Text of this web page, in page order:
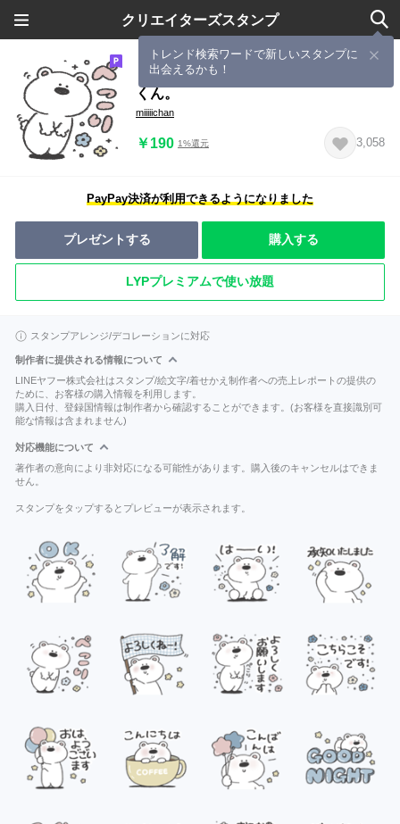
クリエイターズスタンプ
トレンド検索ワードで新しいスタンプに
出会えるかも！
《あいさつスタンプ》しろくま、くま
くん。
miiiiichan
￥190 1%還元 3,058
PayPay決済が利用できるようになりました
プレゼントする 購入する
LYPプレミアムで使い放題
スタンプアレンジ/デコレーションに対応
制作者に提供される情報について
LINEヤフー株式会社はスタンプ/絵文字/着せかえ制作者への売上レポートの提供の
ために、お客様の購入情報を利用します。
購入日付、登録国情報は制作者から確認することができます。(お客様を直接識別可
能な情報は含まれません)
対応機能について
著作者の意向により非対応になる可能性があります。購入後のキャンセルはできま
せん。
スタンプをタップするとプレビューが表示されます。